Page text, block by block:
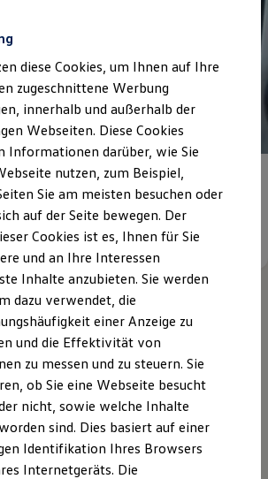
unterwegs
Zuhause
finden
Kauf
Förderung
und Konnektivität
Software 6
Versionen und Updates
Extras
zu Ihrem ID.
R und R Experience
entdecken
Fischer Automobile
nächsten
Schritte
diese Cookies, um Ihnen auf Ihre
zugeschnittene Werbung
innerhalb und außerhalb der
Webseiten. Diese Cookies
Informationen darüber, wie Sie
nutzen, zum Beispiel,
Sie am meisten besuchen oder
auf der Seite bewegen. Der
Cookies ist es, Ihnen für Sie
und an Ihre Interessen
Inhalte anzubieten. Sie werden
dazu verwendet, die
einer Anzeige zu
und die Effektivität von
zu messen und zu steuern. Sie
ob Sie eine Webseite besucht
nicht, sowie welche Inhalte
sind. Dies basiert auf einer
Identifikation Ihres Browsers
Internetgeräts. Die